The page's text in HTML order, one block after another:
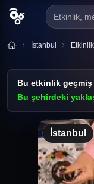
Etkinlik,
İstanbul
Bu etkinlik
Bu şehirdeki
İstanbul